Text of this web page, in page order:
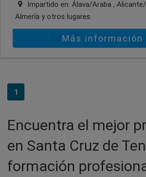
Impartido en: Álava/Araba ,
Almería y otros lugares
Más información
1
Encuentra el mejor
en Santa Cruz de
formación